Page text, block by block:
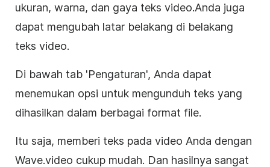
ukuran, warna, dan gaya teks video.Anda juga
dapat mengubah latar belakang di belakang
teks video.
Di bawah tab 'Pengaturan', Anda dapat
menemukan opsi untuk mengunduh teks yang
dihasilkan dalam berbagai format file.
Itu saja, memberi teks pada video Anda dengan
Wave.video cukup mudah. Dan hasilnya sangat